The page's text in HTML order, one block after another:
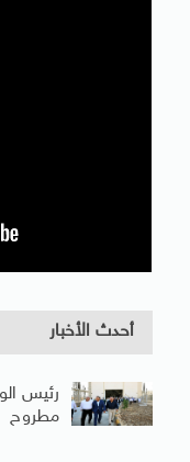
أحدث الأخبار
رئيس
مطروح